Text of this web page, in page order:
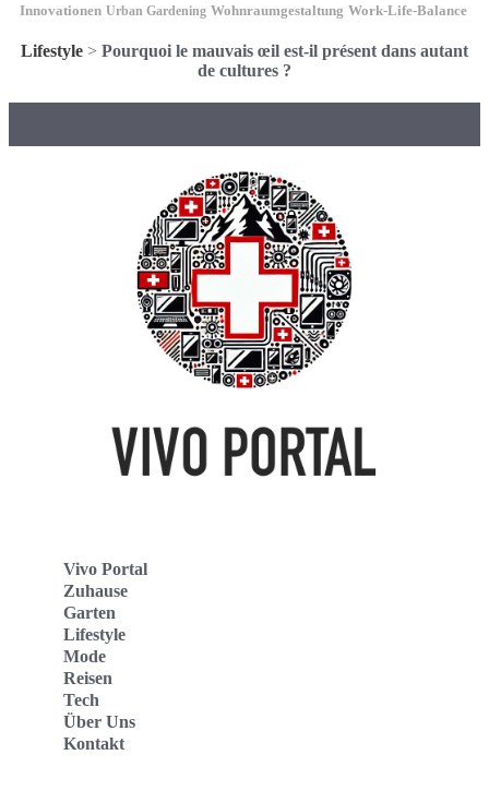
Innovationen Urban Gardening Wohnraumgestaltung Work-Life-Balance
Lifestyle > Pourquoi le mauvais œil est-il présent dans autant
de cultures ?
Vivo Portal
Zuhause
Garten
Lifestyle
Mode
Reisen
Tech
Über Uns
Kontakt